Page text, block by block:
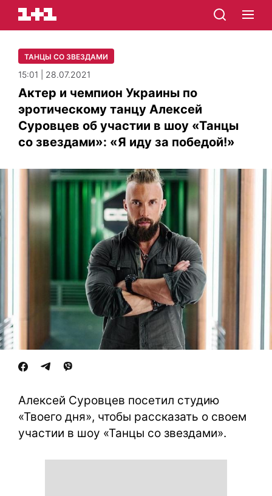
ТАНЦЫ СО ЗВЕЗДАМИ
15:01 | 28.07.2021
Актер и чемпион Украины по
эротическому танцу Алексей
Суровцев об участии в шоу «Танцы
со звездами»: «Я иду за победой!»
Алексей Суровцев посетил студию
«Твоего дня», чтобы рассказать о своем
участии в шоу «Танцы со звездами».